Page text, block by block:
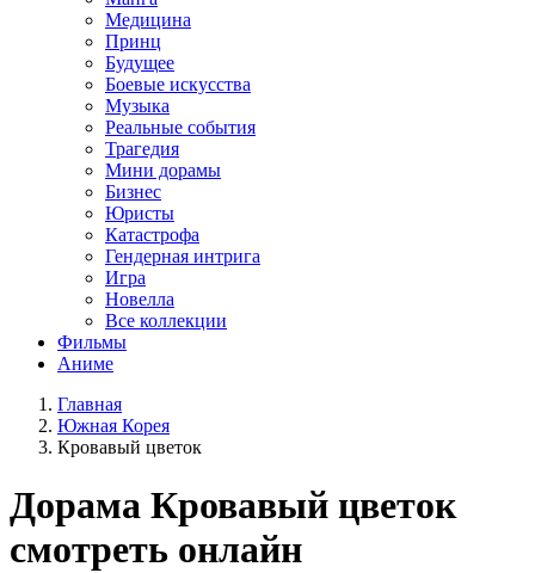
Медицина
Принц
Будущее
Боевые искусства
Музыка
Реальные события
Трагедия
Мини дорамы
Бизнес
Юристы
Катастрофа
Гендерная интрига
Игра
Новелла
Все коллекции
Фильмы
Аниме
Главная
Южная Корея
Кровавый цветок
Дорама Кровавый цветок
смотреть онлайн